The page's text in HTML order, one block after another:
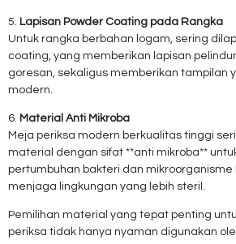
5. Lapisan Powder Coating pada Rangka
Untuk rangka berbahan logam, sering
coating, yang memberikan lapisan
goresan, sekaligus memberikan tampilan
modern.
6. Material Anti Mikroba
Meja periksa modern berkualitas tinggi
material dengan sifat **anti mikroba**
pertumbuhan bakteri dan mikroorganisme
menjaga lingkungan yang lebih steril.
Pemilihan material yang tepat penting
periksa tidak hanya nyaman digunakan